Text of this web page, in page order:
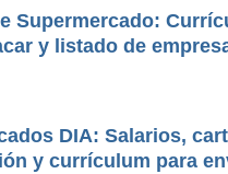
Supermercado:
y listado de
DIA: Salarios,
y currículum para